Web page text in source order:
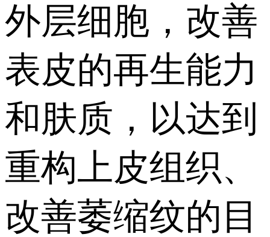
外层细胞，改善
表皮的再生能力
和肤质，以达到
重构上皮组织、
改善萎缩纹的目